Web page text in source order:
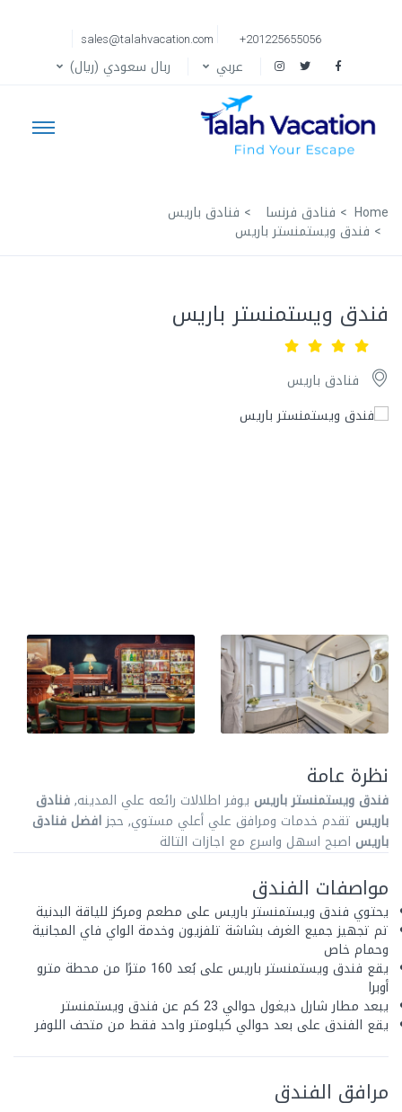
+201225655056
sales@talahvacation.com
عربي ربال سعودي (ريال)
Home فنادق فرنسا فنادق باريس
فندق ويستمنستر باريس
فندق ويستمنستر باريس
فنادق باريس
نظرة عامة
فندق ويستمنستر باريس يوفر اطلالات رائعه علي المدينه,فنادق
باريس تقدم خدمات ومرافق علي أعلي مستوي, حجزافضل فنادق
باريس اصبح اسهل واسرع مع اجازات التالة
مواصفات الفندق
يحتوي فندق ويستمنستر باريس على مطعم ومركز للياقة البدنية
تم تجهيز جميع الغرف بشاشة تلفزيون وخدمة الواي فاي المجانية
وحمام خاص
يقع فندق ويستمنستر باريس على بُعد 160 مترًا من محطة مترو
أوبرا
يبعد مطار شارل ديغول حوالي 23 كم عن فندق ويستمنستر
يقع الفندق على بعد حوالي كيلومتر واحد فقط من متحف اللوفر
مرافق الفندق